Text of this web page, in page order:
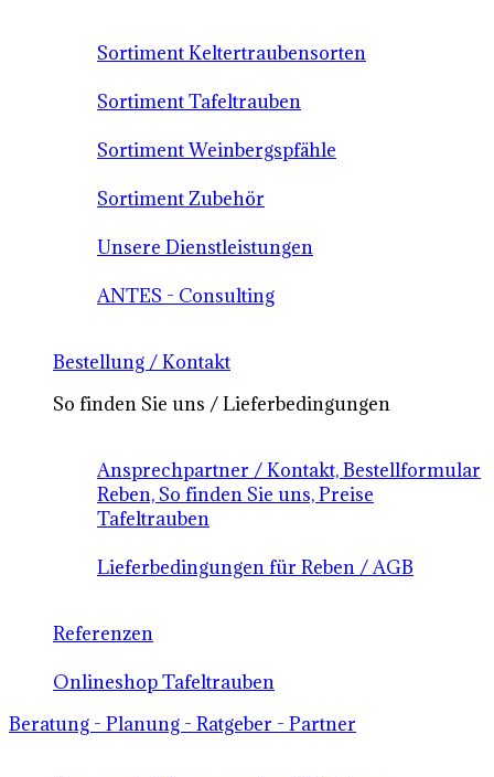
Sortiment Keltertraubensorten
Sortiment Tafeltrauben
Sortiment Weinbergspfähle
Sortiment Zubehör
Unsere Dienstleistungen
ANTES - Consulting
Bestellung / Kontakt
So finden Sie uns / Lieferbedingungen
Ansprechpartner / Kontakt, Bestellformular
Reben, So finden Sie uns, Preise
Tafeltrauben
Lieferbedingungen für Reben / AGB
Referenzen
Onlineshop Tafeltrauben
Beratung - Planung - Ratgeber - Partner